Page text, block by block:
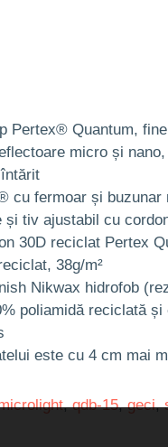
Pertex® Quantum,
micro și
cu fermoar și
și tiv ajustabil cu
30D reciclat Pertex
38g/m²
Nikwax hidrofob
poliamidă reciclată
este cu 4 cm mai
,qdb-15,geci,